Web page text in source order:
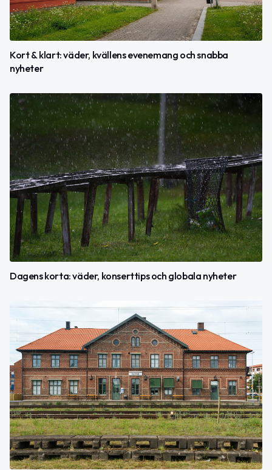
Kort & klart: väder, kvällens evenemang och snabba
nyheter
Dagens korta: väder, konserttips och globala nyheter